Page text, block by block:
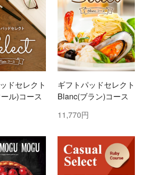
ドセレクト
ル)コース
ギフトパッドセレクト
Blanc(ブラン)コース
11,770円